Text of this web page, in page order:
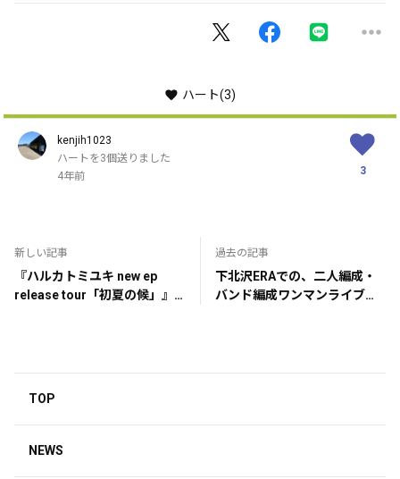
ハート(3)
kenjih1023
ハートを3個送りました
4年前
3
新しい記事
『ハルカトミユキ new ep
release tour「初夏の候」』
過去の記事
下北沢ERAでの、二人編成・
バンド編成ワンマンライブが
TOP
NEWS